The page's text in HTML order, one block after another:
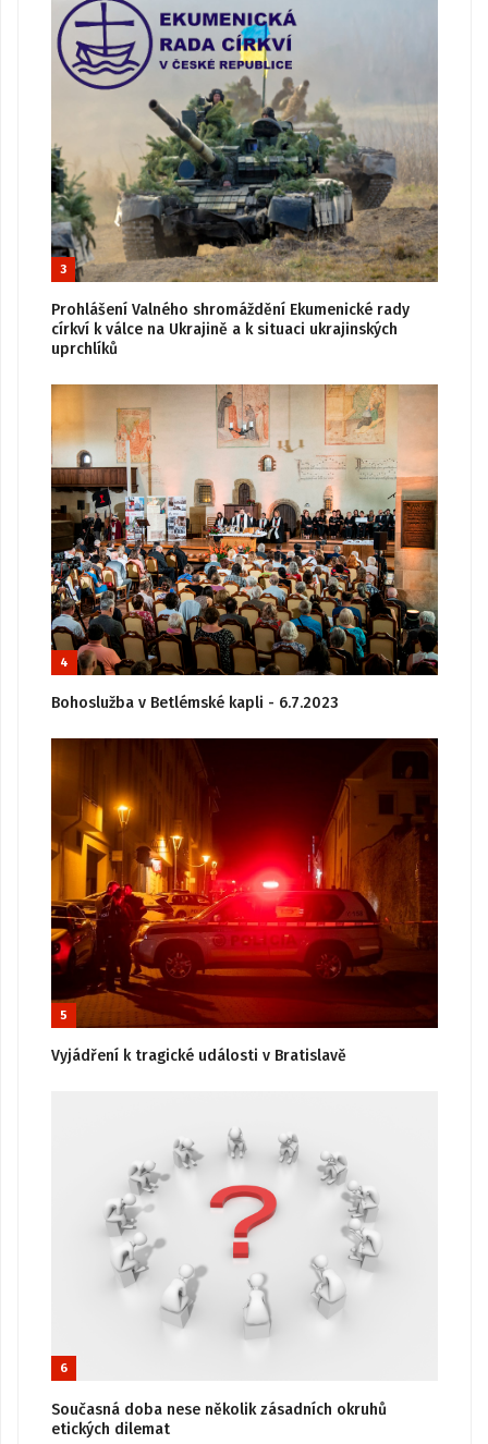
3
Prohlášení Valného shromáždění Ekumenické rady
církví k válce na Ukrajině a k situaci ukrajinských
uprchlíků
4
Bohoslužba v Betlémské kapli - 6.7.2023
5
Vyjádření k tragické události v Bratislavě
6
Současná doba nese několik zásadních okruhů
etických dilemat